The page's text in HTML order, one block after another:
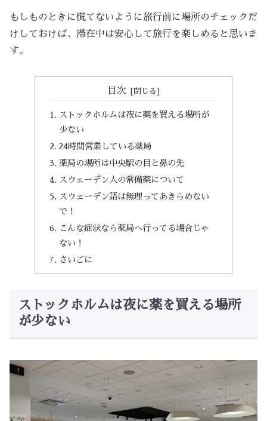
もしものときに慌てないように旅行前に場所のチェックだ
けしておけば、滞在中は安心して旅行を楽しめると思いま
す。
目次
ストックホルムは夜に薬を買える場所が
少ない
24時間営業している薬局
薬局の場所は中央駅の目と鼻の先
スウェーデン人の常備薬について
スウェーデン語は無理ってあきらめない
で！
こんな症状なら薬局へ行ってる場合じゃ
ない！
さいごに
ストックホルムは夜に薬を買える場所
が少ない